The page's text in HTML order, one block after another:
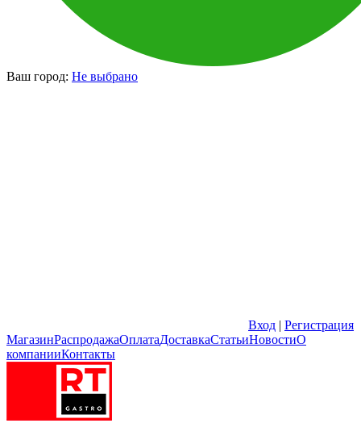
Ваш город: Не выбрано
Вход | Регистрация
МагазинРаспродажаОплатаДоставкаСтатьиНовостиО
компанииКонтакты